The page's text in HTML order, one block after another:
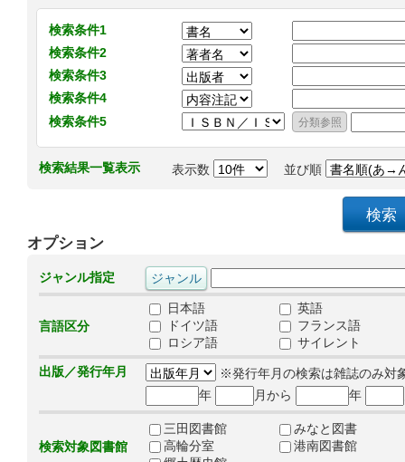
検索条件1
検索条件2
検索条件3
検索条件4
検索条件5
検索結果一覧表示 表示数 並び順
オプション
ジャンル指定
言語区分
日本語
英語
ドイツ語
フランス語
ロシア語
サイレント
出版／発行年月
※発行年月の検索は雑誌のみ対
年
月から 年
検索対象図書館
三田図書館
みなと図書
高輪分室
港南図書館